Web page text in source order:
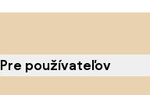
Pre používateľov